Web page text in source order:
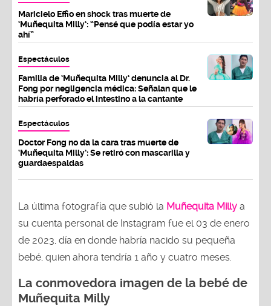
Maricielo Effio en shock tras muerte de
‘Muñequita Milly’: “Pensé que podía estar yo
ahí”
Espectáculos
Familia de ‘Muñequita Milly’ denuncia al Dr.
Fong por negligencia médica: Señalan que le
habría perforado el intestino a la cantante
Espectáculos
Doctor Fong no da la cara tras muerte de
‘Muñequita Milly’: Se retiró con mascarilla y
guardaespaldas
La última fotografía que subió la Muñequita Milly a
su cuenta personal de Instagram fue el 03 de enero
de 2023, día en donde habría nacido su pequeña
bebé, quien ahora tendría 1 año y cuatro meses.
La conmovedora imagen de la bebé de
Muñequita Milly